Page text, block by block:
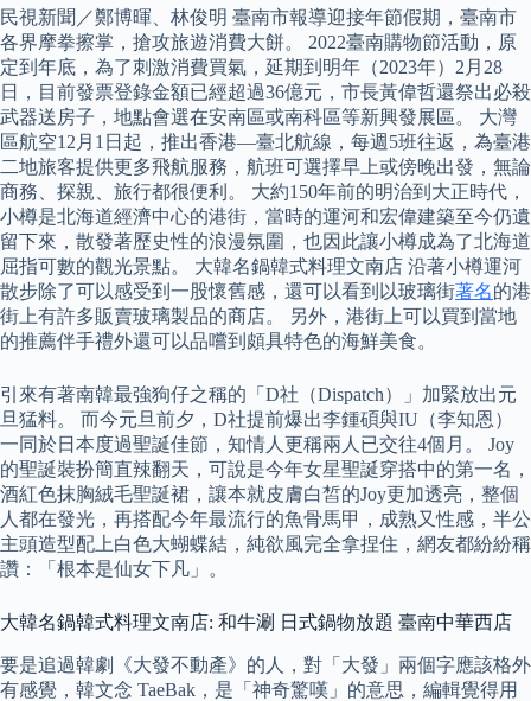
民視新聞／鄭博暉、林俊明 臺南市報導迎接年節假期，臺南市
各界摩拳擦掌，搶攻旅遊消費大餅。 2022臺南購物節活動，原
定到年底，為了刺激消費買氣，延期到明年（2023年）2月28
日，目前發票登錄金額已經超過36億元，市長黃偉哲還祭出必殺
武器送房子，地點會選在安南區或南科區等新興發展區。 大灣
區航空12月1日起，推出香港—臺北航線，每週5班往返，為臺港
二地旅客提供更多飛航服務，航班可選擇早上或傍晚出發，無論
商務、探親、旅行都很便利。 大約150年前的明治到大正時代，
小樽是北海道經濟中心的港街，當時的運河和宏偉建築至今仍遺
留下來，散發著歷史性的浪漫氛圍，也因此讓小樽成為了北海道
屈指可數的觀光景點。 大韓名鍋韓式料理文南店 沿著小樽運河
散步除了可以感受到一股懷舊感，還可以看到以玻璃街著名的港
街上有許多販賣玻璃製品的商店。 另外，港街上可以買到當地
的推薦伴手禮外還可以品嚐到頗具特色的海鮮美食。
引來有著南韓最強狗仔之稱的「D社（Dispatch）」加緊放出元
旦猛料。 而今元旦前夕，D社提前爆出李鍾碩與IU（李知恩）
一同於日本度過聖誕佳節，知情人更稱兩人已交往4個月。 Joy
的聖誕裝扮簡直辣翻天，可說是今年女星聖誕穿搭中的第一名，
酒紅色抹胸絨毛聖誕裙，讓本就皮膚白皙的Joy更加透亮，整個
人都在發光，再搭配今年最流行的魚骨馬甲，成熟又性感，半公
主頭造型配上白色大蝴蝶結，純欲風完全拿捏住，網友都紛紛稱
讚：「根本是仙女下凡」。
大韓名鍋韓式料理文南店: 和牛涮 日式鍋物放題 臺南中華西店
要是追過韓劇《大發不動產》的人，對「大發」兩個字應該格外
有感覺，韓文念 TaeBak，是「神奇驚嘆」的意思，編輯覺得用